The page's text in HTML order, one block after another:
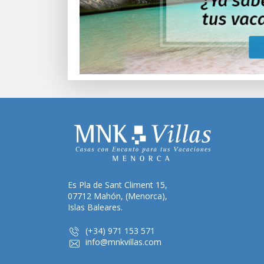
Es Pla de Sant Climent 15,
07712 Mahón, (Menorca),
Islas Baleares.
(+34) 971 153 571
info@mnkvillas.com